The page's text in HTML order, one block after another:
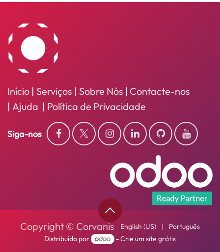
Início | Serviços | Sobre Nós | Contacte-nos
| Ajuda | Política de Privacidade
Siga-nos
Copyright © Corvanis English (US) |
Português
Distribuído por
- Crie umsite grátis